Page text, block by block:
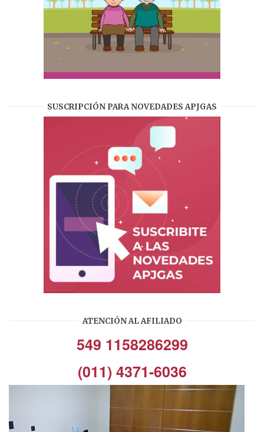
SUSCRIPCIÓN PARA NOVEDADES APJGAS
ATENCIÓN AL AFILIADO
549 1158286299
(011) 4371-6036